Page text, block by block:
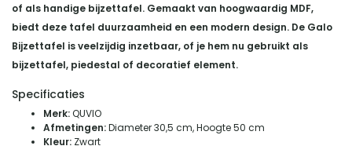
of als handige bijzettafel. Gemaakt van hoogwaardig MDF,
biedt deze tafel duurzaamheid en een modern design. De Galo
Bijzettafel is veelzijdig inzetbaar, of je hem nu gebruikt als
bijzettafel, piedestal of decoratief element.
Specificaties
Merk:QUVIO
Afmetingen:Diameter 30,5 cm, Hoogte 50 cm
Kleur: Zwart